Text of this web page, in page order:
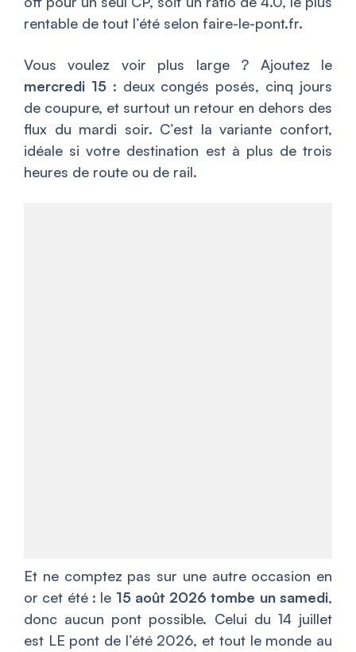
rentable de tout l’été selon faire-le-pont.fr.
Vous voulez voir plus large ? Ajoutez le
mercredi 15: deux congés posés, cinq jours
de coupure, et surtout un retour en dehors des
flux du mardi soir. C’est la variante confort,
idéale si votre destination est à plus de trois
heures de route ou de rail.
Et ne comptez pas sur une autre occasion en
or cet été : le 15 août 2026 tombe un samedi,
donc aucun pont possible. Celui du 14 juillet
est LE pont de l’été 2026, et tout le monde au